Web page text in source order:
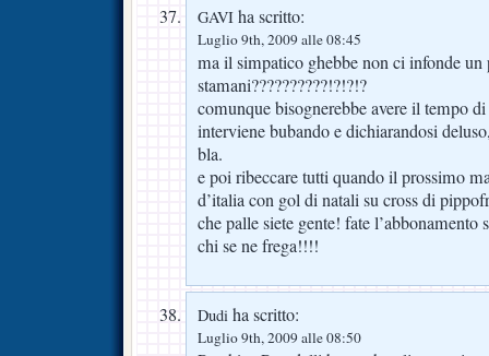
GAVI ha scritto:
Luglio 9th, 2009 alle 08:45
ma il simpatico ghebbe non ci infonde
stamani??????????!?!?!?
comunque bisognerebbe avere il tempo
interviene bubando e dichiarandosi
bla.
e poi ribeccare tutti quando il prossimo
d’italia con gol di natali su cross di
che palle siete gente! fate l’abbonamento
chi se ne frega!!!!
Dudi ha scritto:
Luglio 9th, 2009 alle 08:50